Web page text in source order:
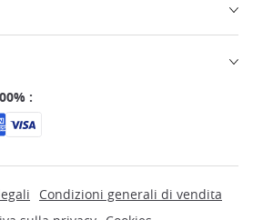
:
Condizioni generali di vendita